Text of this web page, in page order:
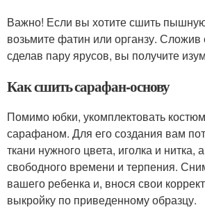
Важно! Если вы хотите сшить
возьмите фатин или органзу. Сложив
сделав пару ярусов, вы получите
Как сшить сарафан-основу
Помимо юбки, укомплектовать
сарафаном. Для его создания вам
ткани нужного цвета, иголка и нитка,
свободного времени и терпения.
вашего ребенка и, внося свои
выкройку по приведенному образцу.